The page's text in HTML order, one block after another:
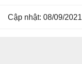
Cập nhật: 08/09/2021